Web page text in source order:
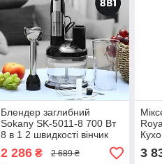
Блендер заглибний
Sokany SK-5011-8 700 Вт
8 в 1 2 швидкості вінчик
тертка соковичавниця
2 286₴ 2 689 ₴
6 л
для
3